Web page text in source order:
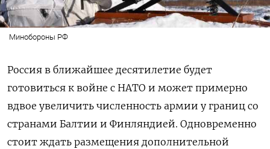
Минобороны РФ
Россия в ближайшее десятилетие будет
готовиться к войне с НАТО и может примерно
вдвое увеличить численность армии у границ со
странами Балтии и Финляндией. Одновременно
стоит ждать размещения дополнительной